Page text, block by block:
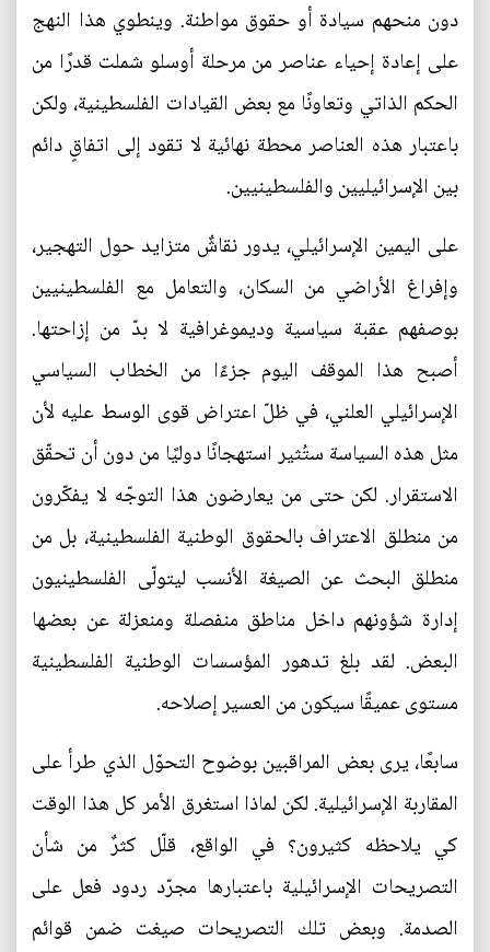
دون منحهم سيادة أو حقوق مواطنة. وينطوي هذا النهج
على إعادة إحياء عناصر من مرحلة أوسلو شملت قدرًا من
الحكم الذاتي وتعاونًا مع بعض القيادات الفلسطينية، ولكن
باعتبار هذه العناصر محطة نهائية لا تقود إلى اتفاقٍ دائم
بين الإسرائيليين والفلسطينيين.
على اليمين الإسرائيلي، يدور نقاشٌ متزايد حول التهجير،
وإفراغ الأراضي من السكان، والتعامل مع الفلسطينيين
بوصفهم عقبة سياسية وديموغرافية لا بدّ من إزاحتها.
أصبح هذا الموقف اليوم جزءًا من الخطاب السياسي
الإسرائيلي العلني، في ظلّ اعتراض قوى الوسط عليه لأن
مثل هذه السياسة ستُثير استهجانًا دوليًا من دون أن تحقّق
الاستقرار. لكن حتى من يعارضون هذا التوجّه لا يفكّرون
من منطلق الاعتراف بالحقوق الوطنية الفلسطينية، بل من
منطلق البحث عن الصيغة الأنسب ليتولّى الفلسطينيون
إدارة شؤونهم داخل مناطق منفصلة ومنعزلة عن بعضها
البعض. لقد بلغ تدهور المؤسسات الوطنية الفلسطينية
مستوى عميقًا سيكون من العسير إصلاحه.
سابعًا، يرى بعض المراقبين بوضوح التحوّل الذي طرأ على
المقاربة الإسرائيلية. لكن لماذا استغرق الأمر كل هذا الوقت
كي يلاحظه كثيرون؟ في الواقع، قلّل كثرٌ من شأن
التصريحات الإسرائيلية باعتبارها مجرّد ردود فعل على
الصدمة. وبعض تلك التصريحات صيغت ضمن قوائم